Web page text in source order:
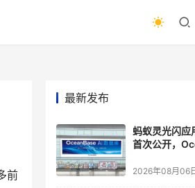
前
最新发布
蚂蚁灵光闪应
首次公开，
2026年08月06